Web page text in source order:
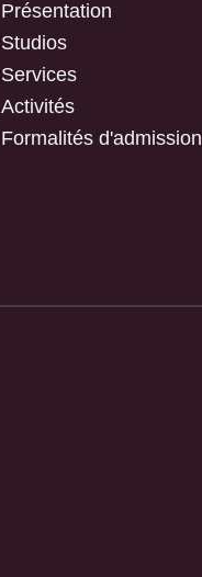
Présentation
Studios
Services
Activités
Formalités d'admission